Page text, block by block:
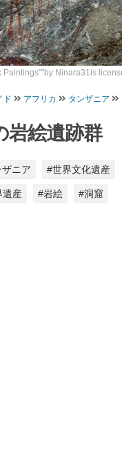
Paintings""by Ninara31is
ド アフリカ タンザニア
岩絵遺跡群
ニア #世界文化遺産
遺産 #岩絵 #洞窟